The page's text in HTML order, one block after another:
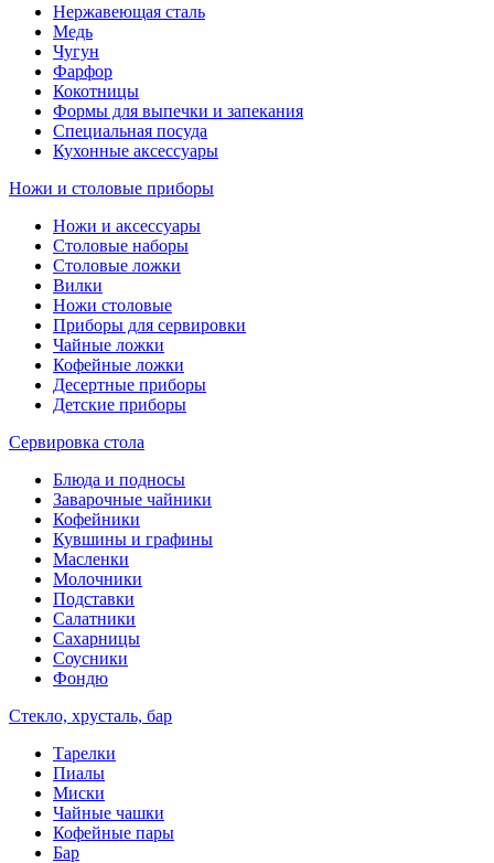
Нержавеющая сталь
Медь
Чугун
Фарфор
Кокотницы
Формы для выпечки и запекания
Специальная посуда
Кухонные аксессуары
Ножи и столовые приборы
Ножи и аксессуары
Столовые наборы
Столовые ложки
Вилки
Ножи столовые
Приборы для сервировки
Чайные ложки
Кофейные ложки
Десертные приборы
Детские приборы
Сервировка стола
Блюда и подносы
Заварочные чайники
Кофейники
Кувшины и графины
Масленки
Молочники
Подставки
Салатники
Сахарницы
Соусники
Фондю
Стекло, хрусталь, бар
Тарелки
Пиалы
Миски
Чайные чашки
Кофейные пары
Бар